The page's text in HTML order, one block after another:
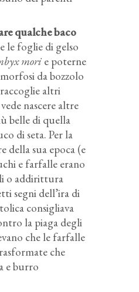
qualche baco
le foglie di gelso
mori e poterne
da bozzolo
altri
nascere altre
belle di quella
di seta. Per la
della sua epoca (e
e farfalle erano
o addirittura
segni dell’ira di
consigliava
la piaga degli
che le farfalle
che
e burro